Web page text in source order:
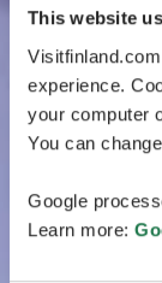
This website
experience.
your computer
You can
Google
Learn more: